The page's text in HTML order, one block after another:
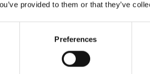
provided to them or that they’ve
Preferences